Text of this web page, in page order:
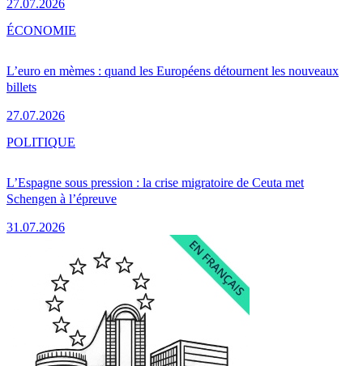
27.07.2026
L’euro en mèmes : quand les Européens détournent les nouveaux
billets
27.07.2026
ÉCONOMIE
L’Espagne sous pression : la crise migratoire de Ceuta met
Schengen à l’épreuve
31.07.2026
POLITIQUE